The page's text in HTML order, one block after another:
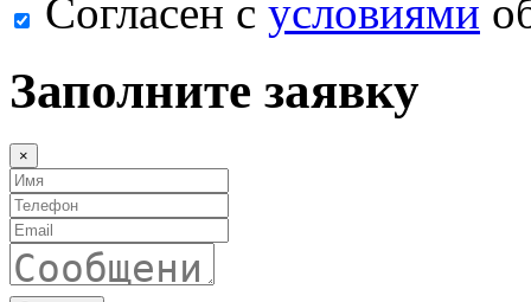
Согласен с условиями
Заполните заявку
×